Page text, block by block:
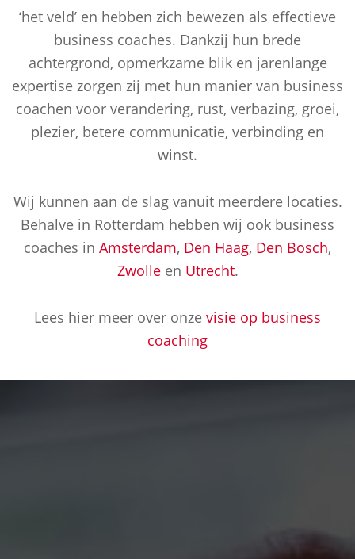
‘het veld’ en hebben zich bewezen als effectieve
business coaches. Dankzij hun brede
achtergrond, opmerkzame blik en jarenlange
expertise zorgen zij met hun manier van business
coachen voor verandering, rust, verbazing, groei,
plezier, betere communicatie, verbinding en
winst.
Wij kunnen aan de slag vanuit meerdere locaties.
Behalve in Rotterdam hebben wij ook business
coaches in Amsterdam, Den Haag, Den Bosch,
Zwolleen Utrecht.
Lees hier meer over onze visie op business
coaching